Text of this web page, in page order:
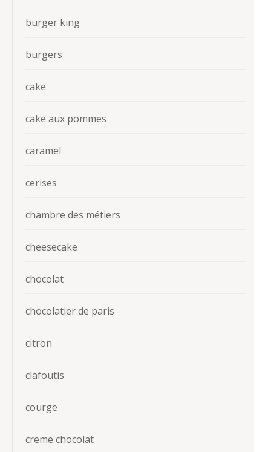
burger king
burgers
cake
cake aux pommes
caramel
cerises
chambre des métiers
cheesecake
chocolat
chocolatier de paris
citron
clafoutis
courge
creme chocolat